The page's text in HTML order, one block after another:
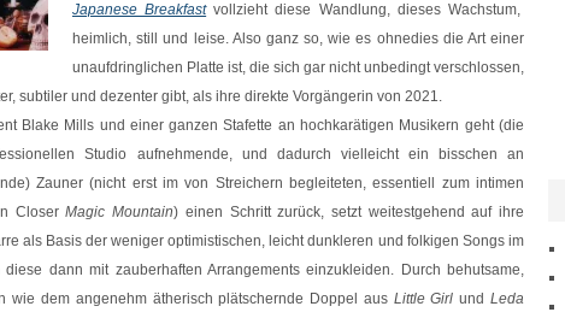
Japanese Breakfastvollzieht diese Wandlung, dieses Wachstum,
heimlich, still und leise. Also ganz so, wie es ohnedies die Art einer
unaufdringlichen Platte ist, die sich gar nicht unbedingt verschlossen,
subtiler und dezenter gibt, als ihre direkte Vorgängerin von 2021.
Blake Mills und einer ganzen Stafette an hochkarätigen Musikern geht (die
Studio aufnehmende, und dadurch vielleicht ein bisschen an
Zauner (nicht erst im von Streichern begleiteten, essentiell zum intimen
CloserMagic Mountain) einen Schritt zurück, setzt weitestgehend auf ihre
als Basis der weniger optimistischen, leicht dunkleren und folkigen Songs im
dann mit zauberhaften Arrangements einzukleiden. Durch behutsame,
wie dem angenehm ätherisch plätschernde Doppel aus Little Girl undLeda